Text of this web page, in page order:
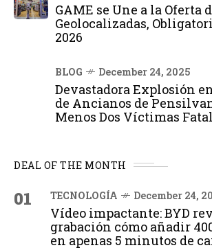
GAME se Une a la Oferta
Geolocalizadas,
2026
BLOG December 24, 2025
Devastadora Explosión
de Ancianos de
Menos Dos Víctimas
DEAL OF THE MONTH
01 TECNOLOGÍA December 24,
Vídeo impactante: BYD
grabación cómo añadir
en apenas 5 minutos de